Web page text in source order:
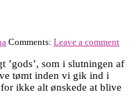
Comments: Leave a comment
’gods’, som i slutningen af
tømt inden vi gik ind i
ikke alt ønskede at blive